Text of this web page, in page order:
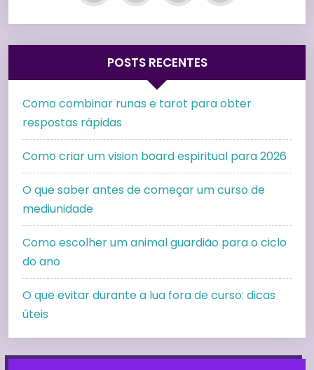
POSTS RECENTES
Como combinar runas e tarot para obter
respostas rápidas
Como criar um vision board espiritual para 2026
O que saber antes de começar um curso de
mediunidade
Como escolher um animal guardião para o ciclo
do ano
O que evitar durante a lua fora de curso: dicas
úteis